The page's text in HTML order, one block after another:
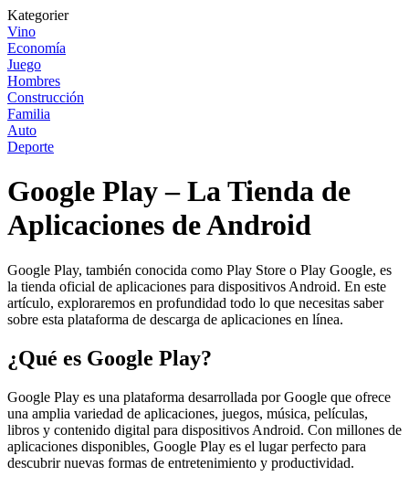
Kategorier
Vino
Economía
Juego
Hombres
Construcción
Familia
Auto
Deporte
Google Play – La Tienda de
Aplicaciones de Android
Google Play, también conocida como Play Store o Play Google, es
la tienda oficial de aplicaciones para dispositivos Android. En este
artículo, exploraremos en profundidad todo lo que necesitas saber
sobre esta plataforma de descarga de aplicaciones en línea.
¿Qué es Google Play?
Google Play es una plataforma desarrollada por Google que ofrece
una amplia variedad de aplicaciones, juegos, música, películas,
libros y contenido digital para dispositivos Android. Con millones de
aplicaciones disponibles, Google Play es el lugar perfecto para
descubrir nuevas formas de entretenimiento y productividad.